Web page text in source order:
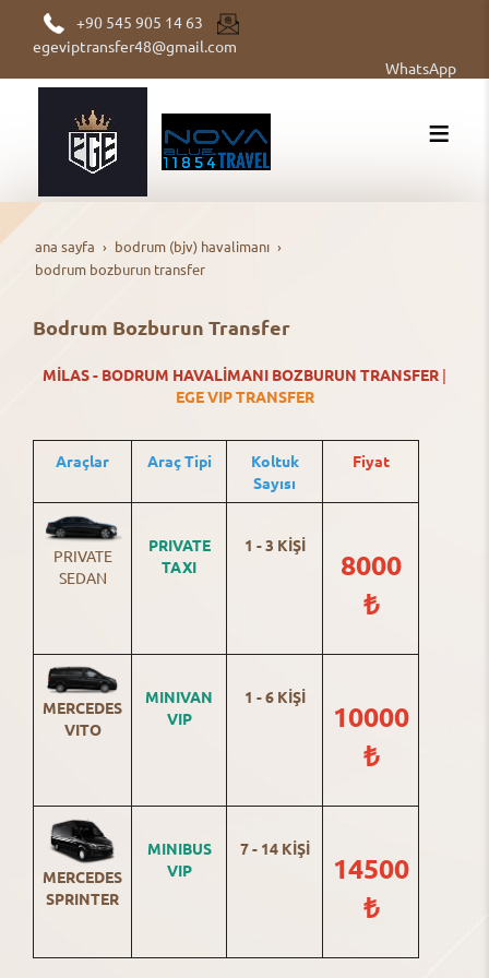
+90 545 905 14 63
egeviptransfer48@gmail.com
WhatsApp
ana sayfa
bodrum (bjv) havalimanı
bodrum bozburun transfer
Bodrum Bozburun Transfer
MİLAS - BODRUM HAVALİMANI BOZBURUN TRANSFER |
EGE VIP TRANSFER
Araçlar Araç Tipi
Koltuk
Sayısı
Fiyat
PRIVATE
SEDAN
PRIVATE
TAXI
1 - 3 KİŞİ
8000
₺
MERCEDES
VITO
MINIVAN
VIP
1 - 6 KİŞİ
10000
₺
MERCEDES
SPRINTER
MINIBUS
VIP
7 - 14 KİŞİ
14500
₺